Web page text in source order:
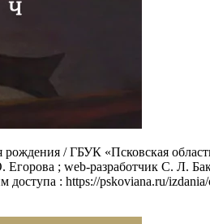
рождения / ГБУК «Псковская
Егорова ; web-разработчик С. Л.
: https://pskoviana.ru/